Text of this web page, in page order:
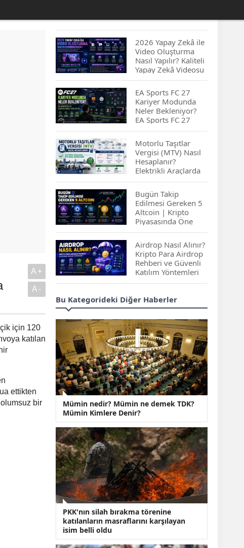
A+
A-
için 120
katılan
ettikten
bir
2026 Yapay Zekâ ile
Video Oluşturma
Nasıl Yapılır? Kaliteli
Yapay Zekâ Videosu
Hazırlamanın
İpuçları...
EA Sports FC 27
Kariyer Modunda
Neler Bekleniyor?
EA Sports FC 27
Kariyer Modu
Yenilikleri…
Motorlu Taşıtlar
Vergisi (MTV) Nasıl
Hesaplanır?
Elektrikli Araçlarda
MTV Nasıl
Hesaplanır? MTV
Borcu Nasıl
Sorgulanır?
Bugün Takip
Edilmesi Gereken 5
Altcoin | Kripto
Piyasasında Öne
Çıkan Projeler
Airdrop Nasıl Alınır?
Kripto Para Airdrop
Rehberi ve Güvenli
Katılım Yöntemleri
Spot ve Vadeli İşlem
Arasındaki Farklar |
İçin Daha Uygun?
ABD-İran Anlaşması
Sonrası Altın Rekora
Koştu, Petrol
Fiyatları Sert Düştü
Temmuz 2026 Maaş
Zammı Netleşiyor!
Memur, Emekli ve
Sosyal Yardımlarda
Yeni Oranlar
KOSGEB’den
KOBİ’lere Dev
Finansman Hamlesi:
36 Ay Vadeli 30
Milyon TL Destek
Emekli Maaşlarında
Temmuz Hesabı:
Zam Oranı ve Taban
Aylık İçin Yeni
Bu Kategorideki Diğer Haberler
Mümin nedir? Mümin ne demek TDK?
Mümin Kimlere Denir?
PKK'nın silah bırakma törenine
katılanların masraflarını karşılayan
isim belli oldu